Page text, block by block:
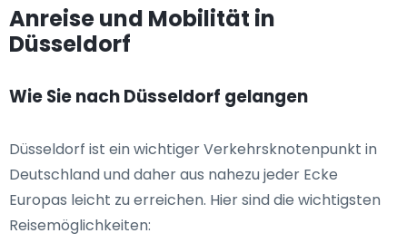
Anreise und Mobilität in
Düsseldorf
Wie Sie nach Düsseldorf gelangen
Düsseldorf ist ein wichtiger Verkehrsknotenpunkt in
Deutschland und daher aus nahezu jeder Ecke
Europas leicht zu erreichen. Hier sind die wichtigsten
Reisemöglichkeiten: